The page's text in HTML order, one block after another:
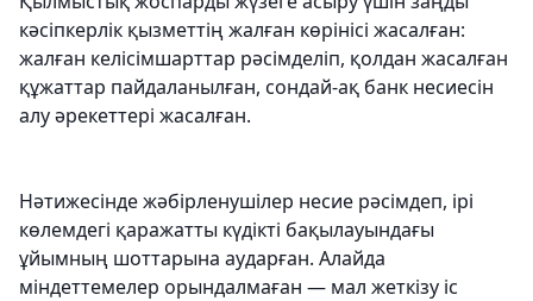
кәсіпкерлік қызметтің жалған көрінісі жасалған:
жалған келісімшарттар рәсімделіп, қолдан жасалған
құжаттар пайдаланылған, сондай-ақ банк несиесін
алу әрекеттері жасалған.
Нәтижесінде жәбірленушілер несие рәсімдеп, ірі
көлемдегі қаражатты күдікті бақылауындағы
ұйымның шоттарына аударған. Алайда
міндеттемелер орындалмаған — мал жеткізу іс